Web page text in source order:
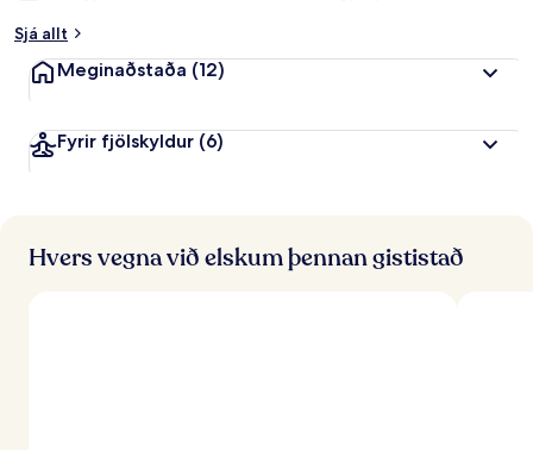
n
r
ð
Sjá allt
Meginaðstaða (12)
Fyrir fjölskyldur (6)
Hvers vegna við elskum þennan gististað